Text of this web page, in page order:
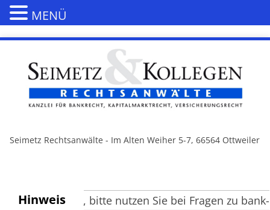
Seimetz Rechtsanwälte - Im Alten Weiher 5-7, 66564 Ottweiler
Hinweis
Besucher, bitte nutzen Sie bei Fragen zu bank-
MENÜ